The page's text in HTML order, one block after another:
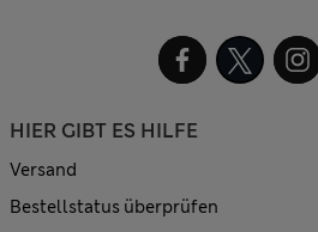
HIER GIBT ES HILFE
Versand
Bestellstatus überprüfen